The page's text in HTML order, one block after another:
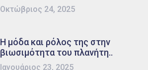
Οκτώβριος 24, 2025
Η μόδα και ρόλος της στην
βιωσιμότητα του πλανήτη..
Ιανουάριος 23, 2025